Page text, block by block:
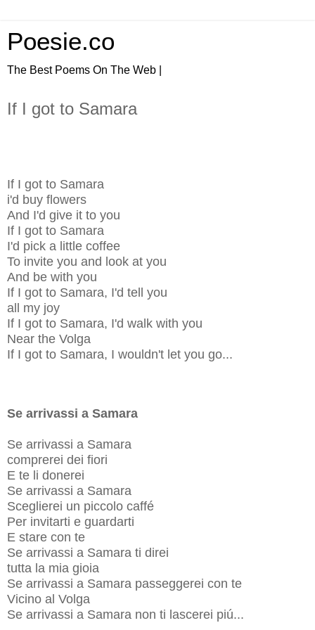
Poesie.co
The Best Poems On The Web |
If I got to Samara
If I got to Samara
i'd buy flowers
And I'd give it to you
If I got to Samara
I'd pick a little coffee
To invite you and look at you
And be with you
If I got to Samara, I'd tell you
all my joy
If I got to Samara, I'd walk with you
Near the Volga
If I got to Samara, I wouldn't let you go...
Se arrivassi a Samara
Se arrivassi a Samara
comprerei dei fiori
E te li donerei
Se arrivassi a Samara
Sceglierei un piccolo caffé
Per invitarti e guardarti
E stare con te
Se arrivassi a Samara ti direi
tutta la mia gioia
Se arrivassi a Samara passeggerei con te
Vicino al Volga
Se arrivassi a Samara non ti lascerei piú...